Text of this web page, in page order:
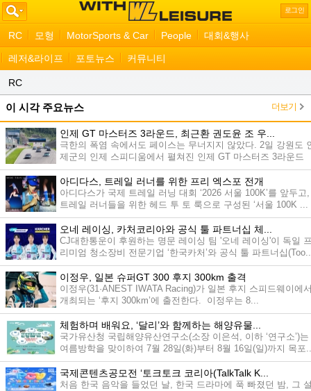
로그인
RC 모형 MotorSports & Car People 대회&행사
레저&라이프 포토뉴스 커뮤니티
RC
이 시각 주요뉴스 더보기
인제 GT 마스터즈 3라운드, 최근환 권도윤 조 우...
극한의 폭염 속에서도 페이스는 무너지지 않았다. 2일 강원도
제군의 인제 스피디움에서 펼쳐진 인제 GT 마스터즈 3라운드
최...
아디다스, 트레일 러너를 위한 프리 엑스포 전개
아디다스가 국제 트레일 러닝 대회 ‘2026 서울 100K’를 앞두고,
트레일 러너들을 위한 헤드 투 토 룩으로 구성된 ‘서울 100K ...
오네 레이싱, 카처코리아와 공식 툴 파트너십 체...
CJ대한통운이 후원하는 명문 레이싱 팀 '오네 레이싱'이 독일
리미엄 청소장비 전문기업 ‘한국카처’와 공식 툴 파트너십
이정우, 일본 슈퍼GT 300 후지 300km 출격
이정우(31·ANEST IWATA Racing)가 일본 후지 스피드웨이에
개최되는 ‘후지 300km’에 출전한다. 이정우는 8...
체험하며 배워요, ‘달리’와 함께하는 해양유물...
국가유산청 국립해양유산연구소(소장 이은석, 이하 ‘연구소’)는
여름방학을 맞이하여 7월 28일(화)부터 8월 16일(일)까지 목포
국제콘텐츠공모전 ‘토크토크 코리아(TalkTalk K...
처음 한국 음악을 들었던 날, 한국 드라마에 푹 빠졌던 밤, 그